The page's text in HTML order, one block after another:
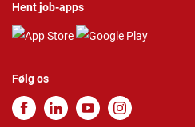
Hent job-apps
Følg os